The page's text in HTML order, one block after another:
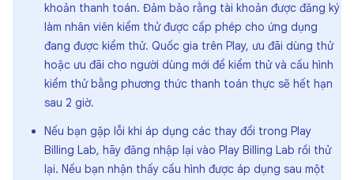
khoản thanh toán. Đảm bảo rằng tài khoản được đăng ký
làm nhân viên kiểm thử được cấp phép cho ứng dụng
đang được kiểm thử. Quốc gia trên Play, ưu đãi dùng thử
hoặc ưu đãi cho người dùng mới để kiểm thử và cấu hình
kiểm thử bằng phương thức thanh toán thực sẽ hết hạn
sau 2 giờ.
Nếu bạn gặp lỗi khi áp dụng các thay đổi trong Play
Billing Lab, hãy đăng nhập lại vào Play Billing Lab rồi thử
lại. Nếu bạn nhận thấy cấu hình được áp dụng sau một